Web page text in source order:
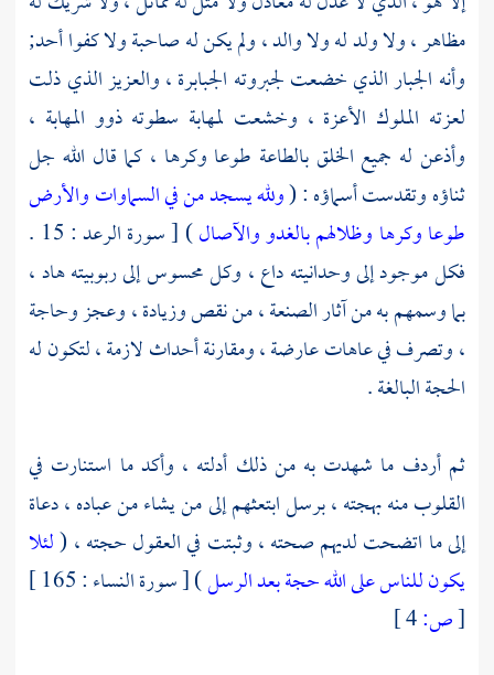
مظاهر ، ولا ولد له ولا والد ، ولم يكن له صاحبة ولا كفوا أحد;
وأنه الجبار الذي خضعت لجبروته الجبابرة ، والعزيز الذي ذلت
لعزته الملوك الأعزة ، وخشعت لمهابة سطوته ذوو المهابة ،
وأذعن له جميع الخلق بالطاعة طوعا وكرها ، كما قال الله جل
ثناؤه وتقدست أسماؤه : (ولله يسجد من في السماوات والأرض
طوعا وكرها وظلالهم بالغدو والآصال
) [ سورة الرعد : 15 .
فكل موجود إلى وحدانيته داع ، وكل محسوس إلى ربوبيته هاد ،
بما وسمهم به من آثار الصنعة ، من نقص وزيادة ، وعجز وحاجة
، وتصرف في عاهات عارضة ، ومقارنة أحداث لازمة ، لتكون له
الحجة البالغة .
ثم أردف ما شهدت به من ذلك أدلته ، وأكد ما استنارت في
القلوب منه بهجته ، برسل ابتعثهم إلى من يشاء من عباده ، دعاة
إلى ما اتضحت لديهم صحته ، وثبتت في العقول حجته ، (لئلا
يكون للناس على الله حجة بعد الرسل) [ سورة النساء : 165 ]
[ص: